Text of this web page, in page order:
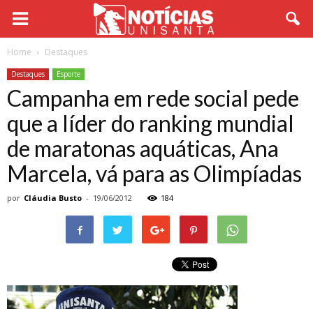
Home Destaques
Destaques Esporte
Campanha em rede social pede
que a líder do ranking mundial
de maratonas aquáticas, Ana
Marcela, vá para as Olimpíadas
por Cláudia Busto - 19/06/2012 184